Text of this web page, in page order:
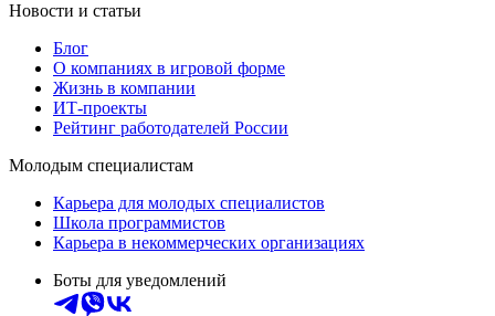
Новости и статьи
Блог
О компаниях в игровой форме
Жизнь в компании
ИТ-проекты
Рейтинг работодателей России
Молодым специалистам
Карьера для молодых специалистов
Школа программистов
Карьера в некоммерческих организациях
Боты для уведомлений